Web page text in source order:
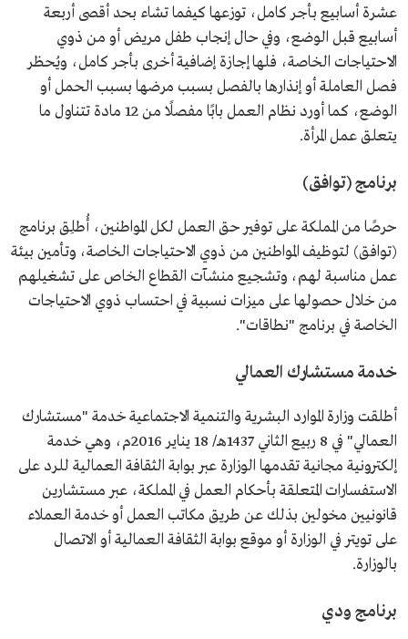
عشرة أسابيع بأجر كامل، توزعها كيفما تشاء بحد أقصى أربعة
أسابيع قبل الوضع، وفي حال إنجاب طفل مريض أو من ذوي
الاحتياجات الخاصة، فلها إجازة إضافية أخرى بأجر كامل، ويُحظر
فصل العاملة أو إنذارها بالفصل بسبب مرضها بسبب الحمل أو
الوضع، كما أورد نظام العمل بابًا مفصلًا من 12 مادة تتناول ما
يتعلق عمل المرأة.
برنامج (توافق)
حرصًا من المملكة على توفير حق العمل لكل المواطنين، أُطلِق برنامج
(توافق) لتوظيف المواطنين من ذوي الاحتياجات الخاصة، وتأمين بيئة
عمل مناسبة لهم، وتشجيع منشآت القطاع الخاص على تشغيلهم
من خلال حصولها على ميزات نسبية في احتساب ذوي الاحتياجات
الخاصة في برنامج "نطاقات".
خدمة مستشارك العمالي
أطلقت وزارة الموارد البشرية والتنمية الاجتماعية خدمة "مستشارك
العمالي" في 8 ربيع الثاني 1437هـ/ 18 يناير 2016م، وهي خدمة
إلكترونية مجانية تقدمها الوزارة عبر بوابة الثقافة العمالية للرد على
الاستفسارات المتعلقة بأحكام العمل في المملكة، عبر مستشارين
قانونيين مخولين بذلك عن طريق مكاتب العمل أو خدمة العملاء
على تويتر في الوزارة أو موقع بوابة الثقافة العمالية أو الاتصال
بالوزارة.
برنامج ودي